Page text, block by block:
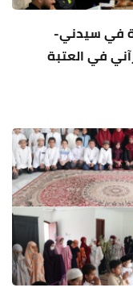
في سيدني-
في العتبة